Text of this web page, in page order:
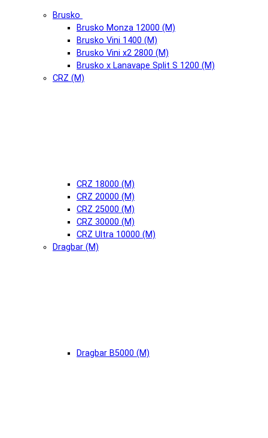
Brusko
Brusko Monza 12000 (М)
Brusko Vini 1400 (М)
Brusko Vini x2 2800 (М)
Brusko x Lanavape Split S 1200 (М)
CRZ (М)
CRZ 18000 (М)
CRZ 20000 (М)
CRZ 25000 (М)
CRZ 30000 (М)
CRZ Ultra 10000 (М)
Dragbar (М)
Dragbar B5000 (М)